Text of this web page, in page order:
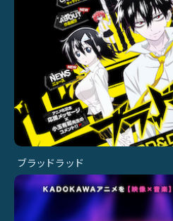
ブラッドラッド